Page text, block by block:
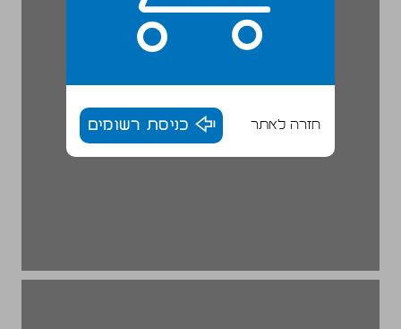
חזרה לאתר כניסת רשומים